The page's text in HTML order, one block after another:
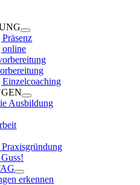
online
Ausbildung
erkennen